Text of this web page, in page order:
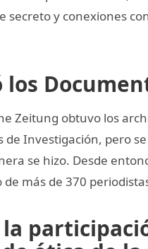
secreto y conexiones
Zeitung obtuvo los
Investigación, pero
se hizo. Desde
más de 370
la